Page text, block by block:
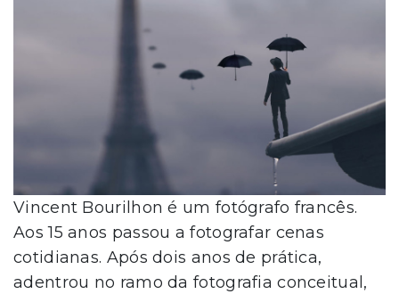
Vincent Bourilhon é um fotógrafo francês.
Aos 15 anos passou a fotografar cenas
cotidianas. Após dois anos de prática,
adentrou no ramo da fotografia conceitual,